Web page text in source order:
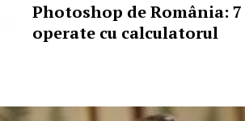
Photoshop de România:
operate cu calculatorul